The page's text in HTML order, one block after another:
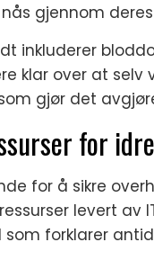
nås gjennom
inkluderer
klar over at selv
gjør det
for
for å sikre
levert av
forklarer